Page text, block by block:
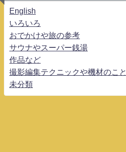
English
いろいろ
おでかけや旅の参考
サウナやスーパー銭湯
作品など
撮影編集テクニックや機材のこと
未分類